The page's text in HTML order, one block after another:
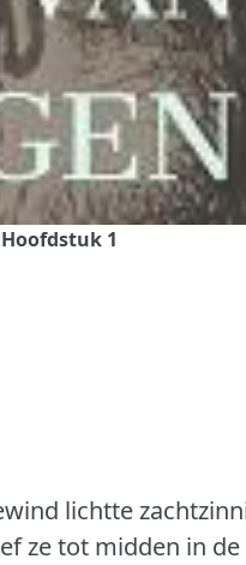
1
lichtte
ze tot midden in